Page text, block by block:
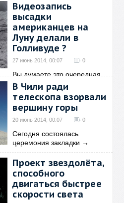
Видеозапись
высадки
американцев на
Луну делали в
Голливуде ?
27 июнь 2014, 00:07 0
Вы думаете это очередная
теория заговоров или
В Чили ради
телескопа взорвали
вершину горы
20 июнь 2014, 00:07 0
Сегодня состоялась
церемония закладки →
Проект звездолёта,
способного
двигаться быстрее
скорости света